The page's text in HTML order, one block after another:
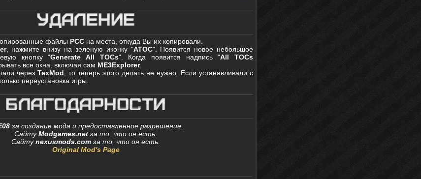
файлы PCC на места, откуда Вы их копировали.
, нажмите внизу на зеленую иконку "ATOC". Появится новое небольшое
кнопку "Generate All TOCs". Когда появится надпись "All TOCs
все окна, включая сам ME3Explorer.
через TexMod , то теперь этого делать не нужно. Если устанавливали с
только переустановка игры.
за создание мода и предоставленное разрешение.
СайтуModgames.net за то, что он есть.
Сайтуnexusmods.com за то, что он есть.
Original Mod's Page